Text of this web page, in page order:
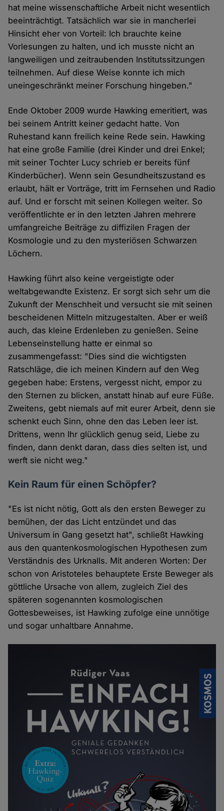
hat meine wissenschaftliche Arbeit nicht wesentlich
beeinträchtigt. Tatsächlich war sie in mancherlei
Hinsicht eher von Vorteil: Ich brauchte keine
Vorlesungen zu halten, und ich musste nicht an
langweiligen und zeitraubenden Institutssitzungen
teilnehmen. Auf diese Weise konnte ich mich
uneingeschränkt meiner Forschung hingeben."
Ende Oktober 2009 wurde Hawking emeritiert, was
bei seinem Antritt keiner gedacht hatte. Von
Ruhestand kann freilich keine Rede sein. Hawking
hat eine große Familie (drei Kinder und drei Enkel;
mit seiner Tochter Lucy schrieb er bereits fünf
Kinderbücher). Wenn sein Gesundheitszustand es
erlaubt, hält er Vorträge, tritt im Fernsehen und Radio
auf. Und er forscht mit seinen Kollegen weiter. So
veröffentlichte er in den letzten Jahren mehrere
umfangreiche Beiträge zu diffizilen Fragen der
Kosmologie und zu den mysteriösen Schwarzen
Löchern.
Hawking führt also keine vergeistigte oder
weltabgewandte Existenz. Er sorgt sich sehr um die
Zukunft der Menschheit und versucht sie mit seinen
bescheidenen Mitteln mitzugestalten. Aber er weiß
auch, das kleine Erdenleben zu genießen. Seine
Lebenseinstellung hatte er einmal so
zusammengefasst: "Dies sind die wichtigsten
Ratschläge, die ich meinen Kindern auf den Weg
gegeben habe: Erstens, vergesst nicht, empor zu
den Sternen zu blicken, anstatt hinab auf eure Füße.
Zweitens, gebt niemals auf mit eurer Arbeit, denn sie
schenkt euch Sinn, ohne den das Leben leer ist.
Drittens, wenn Ihr glücklich genug seid, Liebe zu
finden, dann denkt daran, dass dies selten ist, und
werft sie nicht weg."
Kein Raum für einen Schöpfer?
"Es ist nicht nötig, Gott als den ersten Beweger zu
bemühen, der das Licht entzündet und das
Universum in Gang gesetzt hat", schließt Hawking
aus den quantenkosmologischen Hypothesen zum
Verständnis des Urknalls. Mit anderen Worten: Der
schon von Aristoteles behauptete Erste Beweger als
göttliche Ursache von allem, zugleich Ziel des
späteren sogenannten kosmologischen
Gottesbeweises, ist Hawking zufolge eine unnötige
und sogar unhaltbare Annahme.